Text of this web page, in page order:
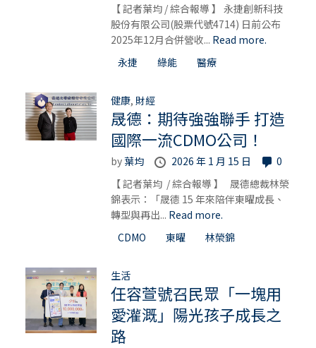
【 記者葉均 / 綜合報導 】 永捷創新科技
股份有限公司(股票代號4714) 日前公布
2025年12月合併營收... Read more.
永捷
綠能 醫療
健康, 財經
晟德：期待強強聯手 打造
國際一流CDMO公司！
by葉均 2026 年 1 月 15 日
0
【 記者葉均 / 綜合報導 】 晟德總裁林榮
錦表示：「晟德 15 年來陪伴東曜成長、
轉型與再出... Read more.
CDMO
東曜 林榮錦
生活
任容萱號召民眾「一塊用
愛灌溉」陽光孩子成長之
路